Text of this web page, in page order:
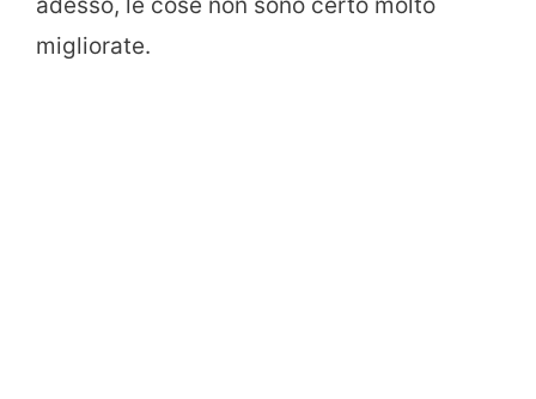
adesso, le cose non sono certo molto
migliorate.